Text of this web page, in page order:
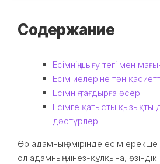
Содержание
Есімнің шығу тегі мен
Есім иелеріне тән
Есімнің тағдырға әсері
Есімге қатысты қызықты
дәстүрлер
Әр адамның өмірінде есім
ол адамның мінез-құлқына,